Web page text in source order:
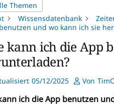
Themen
Wissensdatenbank
und wo kann ich sie
kann ich die App
05/12/2025 Von
ich die App benutzen